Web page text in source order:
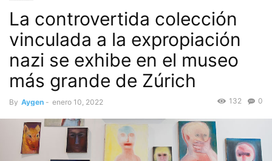
La controvertida colección
vinculada a la expropiación
nazi se exhibe en el museo
más grande de Zúrich
By Aygen - enero 10, 2022 0
132